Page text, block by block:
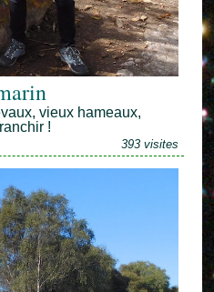
vieux hameaux,
!
393 visites